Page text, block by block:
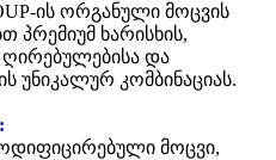
ის ორგანული მოცვის
პრემიუმ ხარისხის,
ღირებულებისა და
უნიკალურ კომბინაციას.
მოცვი,